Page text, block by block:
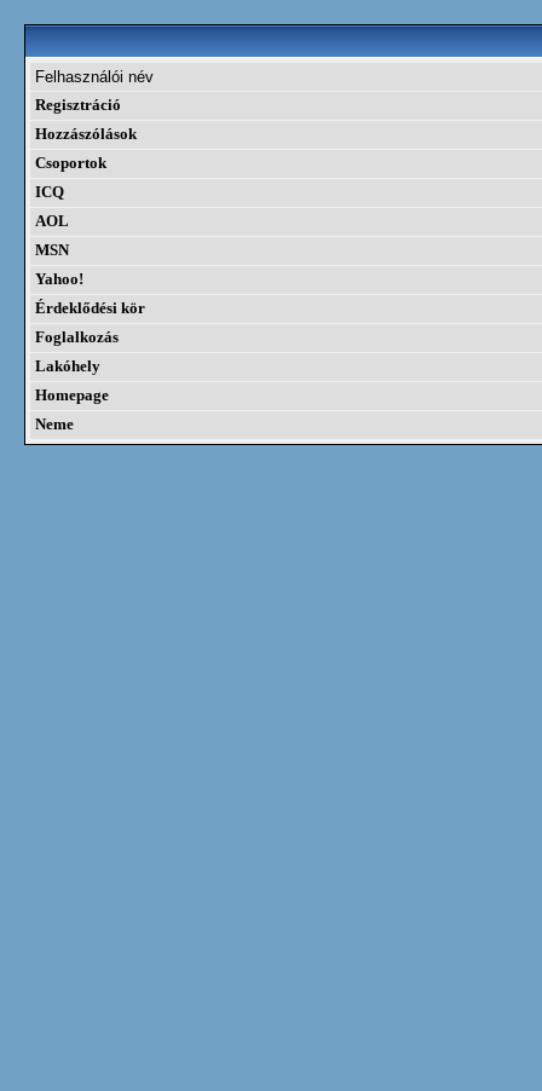
Felhasználói név
Regisztráció
Hozzászólások
Csoportok
ICQ
AOL
MSN
Yahoo!
Érdeklődési kör
Foglalkozás
Lakóhely
Homepage
Neme